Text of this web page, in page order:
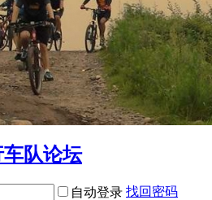
自动登录 找回密码